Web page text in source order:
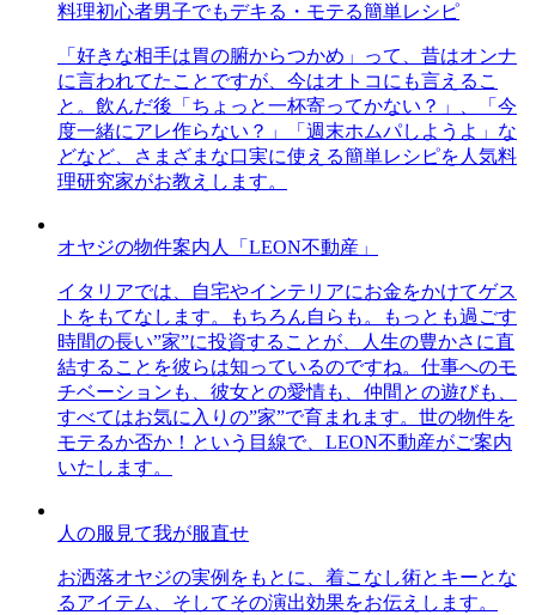
料理初心者男子でもデキる・モテる簡単レシピ
「好きな相手は胃の腑からつかめ」って、昔はオンナ
に言われてたことですが、今はオトコにも言えるこ
と。飲んだ後「ちょっと一杯寄ってかない？」、「今
度一緒にアレ作らない？」「週末ホムパしようよ」な
どなど、さまざまな口実に使える簡単レシピを人気料
理研究家がお教えします。
オヤジの物件案内人「LEON不動産」
イタリアでは、自宅やインテリアにお金をかけてゲス
トをもてなします。もちろん自らも。もっとも過ごす
時間の長い”家”に投資することが、人生の豊かさに直
結することを彼らは知っているのですね。仕事へのモ
チベーションも、彼女との愛情も、仲間との遊びも、
すべてはお気に入りの”家”で育まれます。世の物件を
モテるか否か！という目線で、LEON不動産がご案内
いたします。
人の服見て我が服直せ
お洒落オヤジの実例をもとに、着こなし術とキーとな
るアイテム、そしてその演出効果をお伝えします。